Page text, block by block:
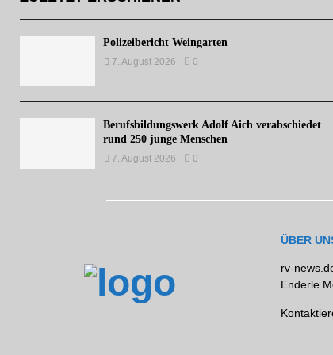
Polizeibericht Weingarten
7. August 2026 0
Berufsbildungswerk Adolf Aich verabschiedet
rund 250 junge Menschen
7. August 2026 0
ÜBER
rv-
Enderle